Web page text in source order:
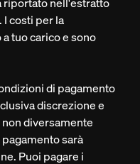
I costi per la
tuo carico e sono
di pagamento
discrezione e
diversamente
sarà
Puoi pagare i